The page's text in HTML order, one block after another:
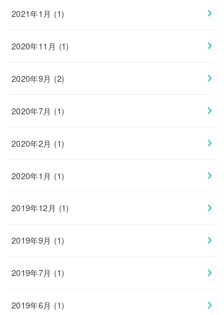
2021年1月 (1)
2020年11月 (1)
2020年9月 (2)
2020年7月 (1)
2020年2月 (1)
2020年1月 (1)
2019年12月 (1)
2019年9月 (1)
2019年7月 (1)
2019年6月 (1)